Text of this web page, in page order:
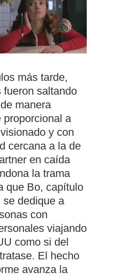
más tarde,
fueron saltando
manera
proporcional a
y con
cercana a la de
en caída
la trama
que Bo, capítulo
dedique a
con
viajando
como si del
El hecho
avanza la